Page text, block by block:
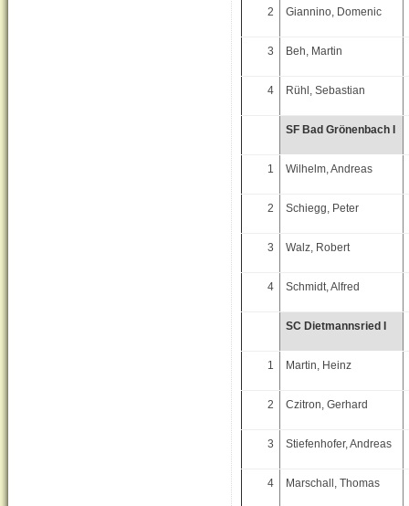
2 Giannino, Domenic
3 Beh, Martin
4 Rühl, Sebastian
SF Bad Grönenbach I
1 Wilhelm, Andreas
2 Schiegg, Peter
3 Walz, Robert
4 Schmidt, Alfred
SC Dietmannsried I
1 Martin, Heinz
2 Czitron, Gerhard
3 Stiefenhofer, Andreas
4 Marschall, Thomas